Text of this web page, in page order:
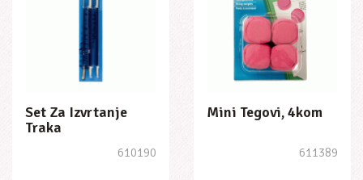
Set Za Izvrtanje
Traka
610190
Mini Tegovi, 4kom
611389